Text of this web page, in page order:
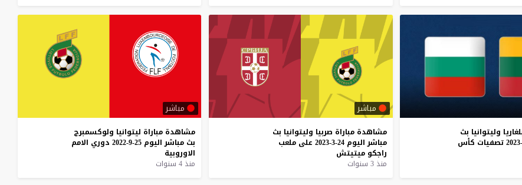
وليتوانيا بث
تصفيات كأس
مباشر
مشاهدة مباراة صربيا وليتوانيا بث
مباشر اليوم 24-3-2023 على ملعب
راجكو ميتيتش
منذ 3 سنوات
مباشر
مشاهدة مباراة ليتوانيا ولوكسمبرج
بث مباشر اليوم 25-9-2022 دوري الامم
الاوروبية
منذ 4 سنوات